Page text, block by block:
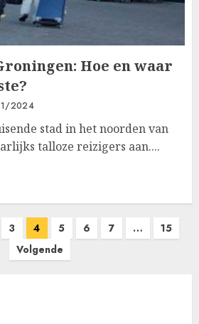
Hoe en waar
2024
stad in het noorden van
talloze reizigers aan....
3 4 5 6 7 …
15
Volgende